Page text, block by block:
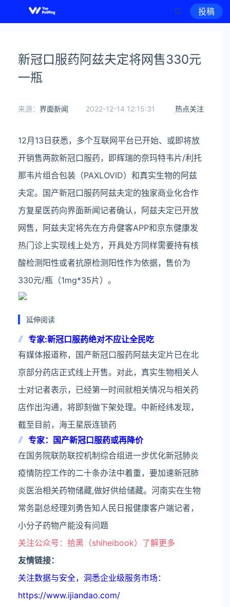
投稿
新冠口服药阿兹夫定将网售330元
一瓶
热点关注
来源： 界面新闻 2022-12-14 12:15:31
12月13日获悉，多个互联网平台已开始、或即将放
开销售两款新冠口服药，即辉瑞的奈玛特韦片/利托
那韦片组合包装（PAXLOVID）和真实生物的阿兹
夫定。国产新冠口服药阿兹夫定的独家商业化合作
方复星医药向界面新闻记者确认，阿兹夫定已开放
网售，阿兹夫定将先在方舟健客APP和京东健康发
热门诊上实现线上处方，开具处方同样需要持有核
酸检测阳性或者抗原检测阳性作为依据，售价为
330元/瓶（1mg*35片）。
延伸阅读
专家:新冠口服药绝对不应让全民吃
有媒体报道称，国产新冠口服药阿兹夫定片已在北
京部分药店正式线上开售。对此，真实生物相关人
士对记者表示，已经第一时间就相关情况与相关药
店作出沟通，将即刻做下架处理。中新经纬发现，
截至目前，海王星辰连锁药
专家：国产新冠口服药或再降价
在国务院联防联控机制综合组进一步优化新冠肺炎
疫情防控工作的二十条办法中着重，要加速新冠肺
炎医治相关药物储藏,做好供给储藏。河南实在生物
常务副总经理刘勇告知人民日报健康客户端记者，
小分子药物产能没有问题
关注公众号：拾黑（shiheibook）了解更多
友情链接：
关注数据与安全，洞悉企业级服务市场：
https://www.ijiandao.com/